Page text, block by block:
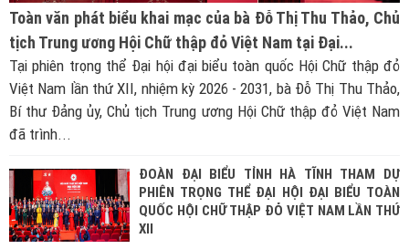
Toàn văn phát biểu khai mạc của bà Đỗ Thị Thu Thảo, Chủ
tịch Trung ương Hội Chữ thập đỏ Việt Nam tại Đại...
Tại phiên trọng thể Đại hội đại biểu toàn quốc Hội Chữ thập đỏ
Việt Nam lần thứ XII, nhiệm kỳ 2026 - 2031, bà Đỗ Thị Thu Thảo,
Bí thư Đảng ủy, Chủ tịch Trung ương Hội Chữ thập đỏ Việt Nam
đã trình...
ĐOÀN ĐẠI BIỂU TỈNH HÀ TĨNH THAM DỰ
PHIÊN TRỌNG THỂ ĐẠI HỘI ĐẠI BIỂU TOÀN
QUỐC HỘI CHỮ THẬP ĐỎ VIỆT NAM LẦN THỨ
XII